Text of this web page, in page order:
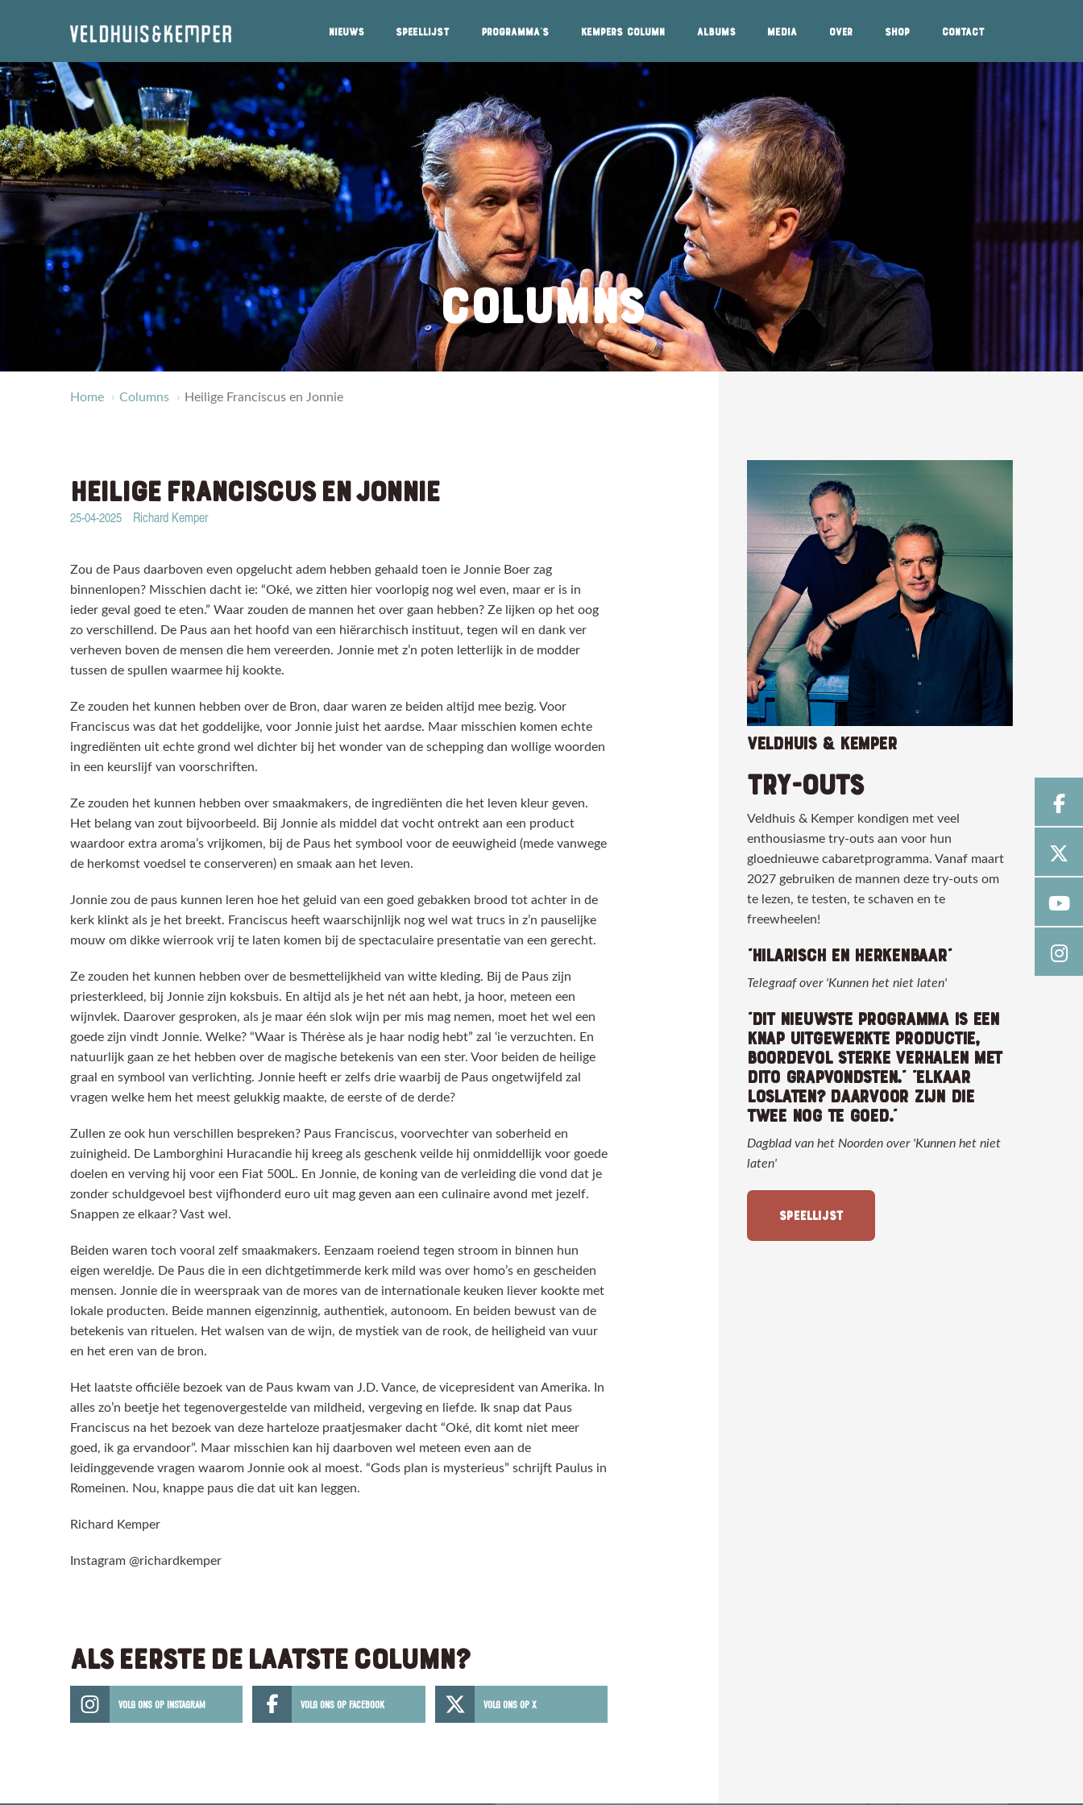
Nieuws Speellijst Programma's Kempers column Albums Media Over Shop Contact
COLUMNS
Home Columns Heilige Franciscus en Jonnie
HEILIGE FRANCISCUS EN JONNIE
25-04-2025 Richard Kemper
Zou de Paus daarboven even opgelucht adem hebben gehaald toen ie Jonnie Boer zag
binnenlopen? Misschien dacht ie: “Oké, we zitten hier voorlopig nog wel even, maar er is in
ieder geval goed te eten.” Waar zouden de mannen het over gaan hebben? Ze lijken op het oog
zo verschillend. De Paus aan het hoofd van een hiërarchisch instituut, tegen wil en dank ver
verheven boven de mensen die hem vereerden. Jonnie met z’n poten letterlijk in de modder
tussen de spullen waarmee hij kookte.
Ze zouden het kunnen hebben over de Bron, daar waren ze beiden altijd mee bezig. Voor
Franciscus was dat het goddelijke, voor Jonnie juist het aardse. Maar misschien komen echte
ingrediënten uit echte grond wel dichter bij het wonder van de schepping dan wollige woorden
in een keurslijf van voorschriften.
Ze zouden het kunnen hebben over smaakmakers, de ingrediënten die het leven kleur geven.
Het belang van zout bijvoorbeeld. Bij Jonnie als middel dat vocht ontrekt aan een product
waardoor extra aroma’s vrijkomen, bij de Paus het symbool voor de eeuwigheid (mede vanwege
de herkomst voedsel te conserveren) en smaak aan het leven.
Jonnie zou de paus kunnen leren hoe het geluid van een goed gebakken brood tot achter in de
kerk klinkt als je het breekt. Franciscus heeft waarschijnlijk nog wel wat trucs in z’n pauselijke
mouw om dikke wierrook vrij te laten komen bij de spectaculaire presentatie van een gerecht.
Ze zouden het kunnen hebben over de besmettelijkheid van witte kleding. Bij de Paus zijn
priesterkleed, bij Jonnie zijn koksbuis. En altijd als je het nét aan hebt, ja hoor, meteen een
wijnvlek. Daarover gesproken, als je maar één slok wijn per mis mag nemen, moet het wel een
goede zijn vindt Jonnie. Welke? “Waar is Thérèse als je haar nodig hebt” zal ‘ie verzuchten. En
natuurlijk gaan ze het hebben over de magische betekenis van een ster. Voor beiden de heilige
graal en symbool van verlichting. Jonnie heeft er zelfs drie waarbij de Paus ongetwijfeld zal
vragen welke hem het meest gelukkig maakte, de eerste of de derde?
Zullen ze ook hun verschillen bespreken? Paus Franciscus, voorvechter van soberheid en
zuinigheid. De Lamborghini Huracandie hij kreeg als geschenk veilde hij onmiddellijk voor goede
doelen en verving hij voor een Fiat 500L. En Jonnie, de koning van de verleiding die vond dat je
zonder schuldgevoel best vijfhonderd euro uit mag geven aan een culinaire avond met jezelf.
Snappen ze elkaar? Vast wel.
Beiden waren toch vooral zelf smaakmakers. Eenzaam roeiend tegen stroom in binnen hun
eigen wereldje. De Paus die in een dichtgetimmerde kerk mild was over homo’s en gescheiden
mensen. Jonnie die in weerspraak van de mores van de internationale keuken liever kookte met
lokale producten. Beide mannen eigenzinnig, authentiek, autonoom. En beiden bewust van de
betekenis van rituelen. Het walsen van de wijn, de mystiek van de rook, de heiligheid van vuur
en het eren van de bron.
Het laatste officiële bezoek van de Paus kwam van J.D. Vance, de vicepresident van Amerika. In
alles zo’n beetje het tegenovergestelde van mildheid, vergeving en liefde. Ik snap dat Paus
Franciscus na het bezoek van deze harteloze praatjesmaker dacht “Oké, dit komt niet meer
goed, ik ga ervandoor”. Maar misschien kan hij daarboven wel meteen even aan de
leidinggevende vragen waarom Jonnie ook al moest. “Gods plan is mysterieus” schrijft Paulus in
Romeinen. Nou, knappe paus die dat uit kan leggen.
Richard Kemper
Instagram @richardkemper
ALS EERSTE DE LAATSTE COLUMN?
VOLG ONS OP INSTAGRAM VOLG ONS OP FACEBOOK VOLG ONS OP X
VELDHUIS & KEMPER
TRY-OUTS
Veldhuis & Kemper kondigen met veel
enthousiasme try-outs aan voor hun
gloednieuwe cabaretprogramma. Vanaf maart
2027 gebruiken de mannen deze try-outs om
te lezen, te testen, te schaven en te
freewheelen!
“HILARISCH EN HERKENBAAR”
Telegraaf over 'Kunnen het niet laten'
“DIT NIEUWSTE PROGRAMMA IS EEN
KNAP UITGEWERKTE PRODUCTIE,
BOORDEVOL STERKE VERHALEN MET
DITO GRAPVONDSTEN." ”ELKAAR
LOSLATEN? DAARVOOR ZIJN DIE
TWEE NOG TE GOED."
Dagblad van het Noorden over 'Kunnen het niet
laten'
SPEELLIJST